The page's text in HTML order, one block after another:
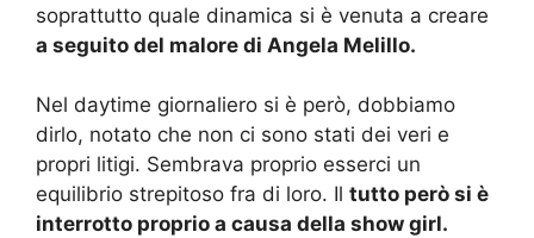
soprattutto quale dinamica si è venuta a creare
a seguito del malore di Angela Melillo.
Nel daytime giornaliero si è però, dobbiamo
dirlo, notato che non ci sono stati dei veri e
propri litigi. Sembrava proprio esserci un
equilibrio strepitoso fra di loro. Il tutto però si è
interrotto proprio a causa della show girl.